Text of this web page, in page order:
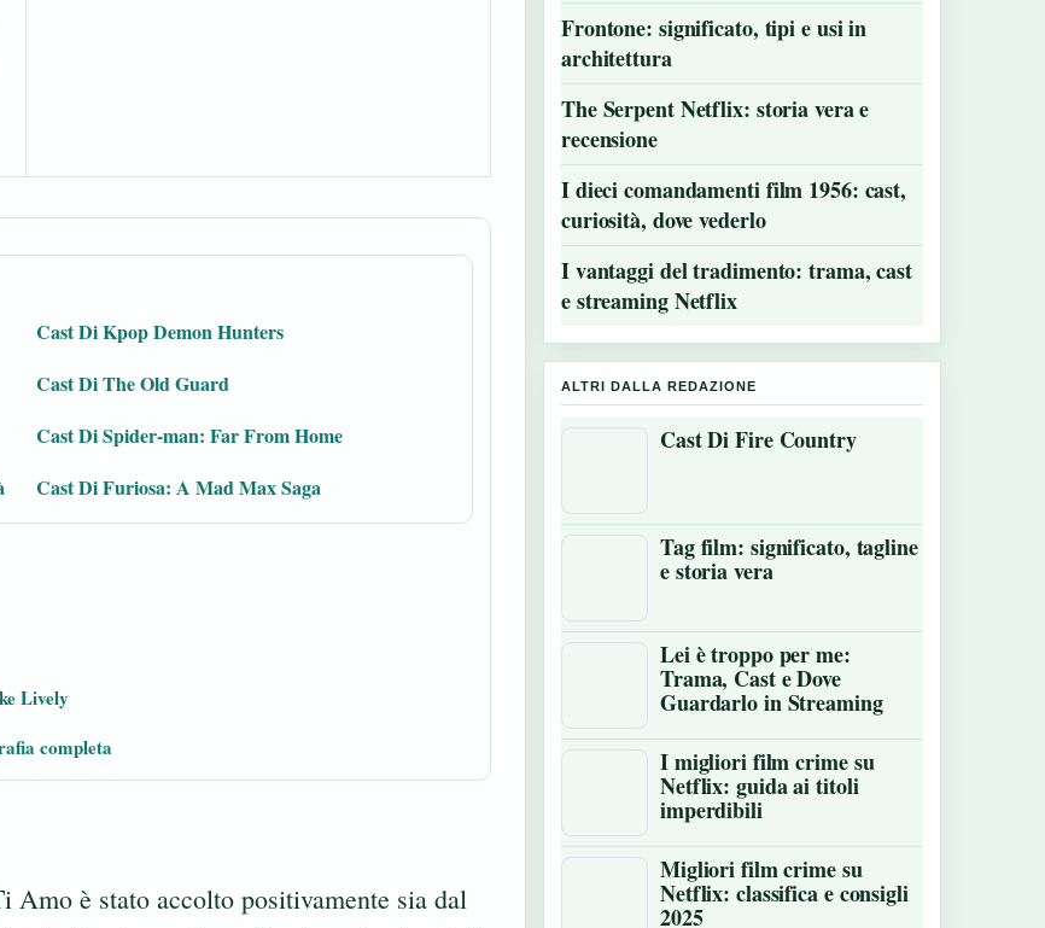
Cast Di Kpop Demon Hunters
Cast Di The Old Guard
Cast Di Spider-man: Far From Home
Cast Di Furiosa: A Mad Max Saga
Lively
completa
è stato accolto positivamente sia dal
Frontone: significato, tipi e usi in
architettura
The Serpent Netflix: storia vera e
recensione
I dieci comandamenti film 1956: cast,
curiosità, dove vederlo
I vantaggi del tradimento: trama, cast
e streaming Netflix
ALTRI DALLA REDAZIONE
Cast Di Fire Country
Tag film: significato, tagline
e storia vera
Lei è troppo per me:
Trama, Cast e Dove
Guardarlo in Streaming
I migliori film crime su
Netflix: guida ai titoli
imperdibili
Migliori film crime su
Netflix: classifica e consigli
2025